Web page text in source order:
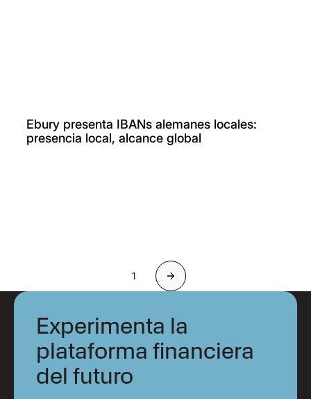
Ebury presenta IBANs alemanes locales:
presencia local, alcance global
1 Siguiente
Experimenta la
plataforma financiera
del futuro